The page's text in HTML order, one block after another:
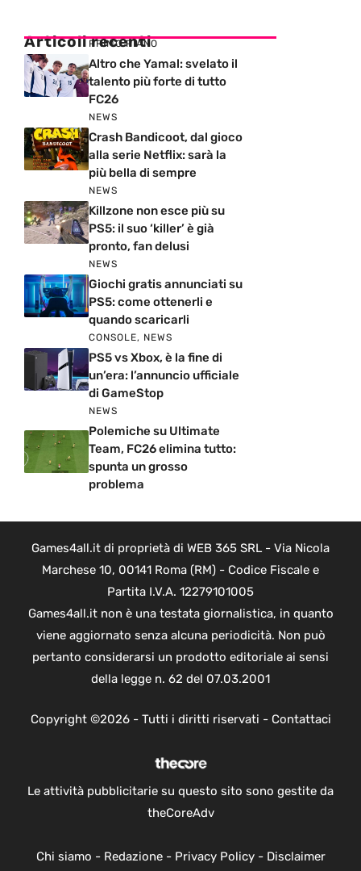
Articoli recenti
PRIMO PIANO
Altro che Yamal: svelato il
talento più forte di tutto
FC26
NEWS
Crash Bandicoot, dal gioco
alla serie Netflix: sarà la
più bella di sempre
NEWS
Killzone non esce più su
PS5: il suo ‘killer’ è già
pronto, fan delusi
NEWS
Giochi gratis annunciati su
PS5: come ottenerli e
quando scaricarli
CONSOLE, NEWS
PS5 vs Xbox, è la fine di
un’era: l’annuncio ufficiale
di GameStop
NEWS
Polemiche su Ultimate
Team, FC26 elimina tutto:
spunta un grosso
problema
Games4all.it di proprietà di WEB 365 SRL - Via Nicola
Marchese 10, 00141 Roma (RM) - Codice Fiscale e
Partita I.V.A. 12279101005
Games4all.it non è una testata giornalistica, in quanto
viene aggiornato senza alcuna periodicità. Non può
pertanto considerarsi un prodotto editoriale ai sensi
della legge n. 62 del 07.03.2001
Copyright ©2026 - Tutti i diritti riservati - Contattaci
Le attività pubblicitarie su questo sito sono gestite da
theCoreAdv
Chi siamo - Redazione- Privacy Policy- Disclaimer